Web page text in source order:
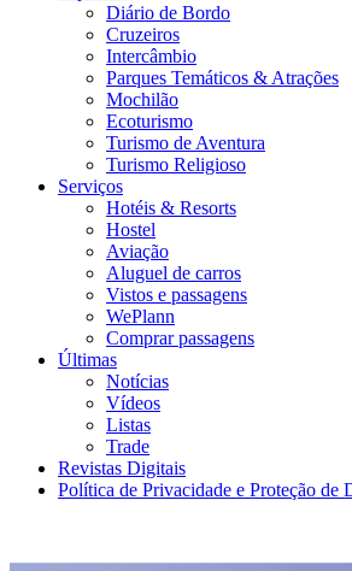
Diário de Bordo
Cruzeiros
Intercâmbio
Parques Temáticos & Atrações
Mochilão
Ecoturismo
Turismo de Aventura
Turismo Religioso
Serviços
Hotéis & Resorts
Hostel
Aviação
Aluguel de carros
Vistos e passagens
WePlann
Comprar passagens
Últimas
Notícias
Vídeos
Listas
Trade
Revistas Digitais
Política de Privacidade e Proteção de